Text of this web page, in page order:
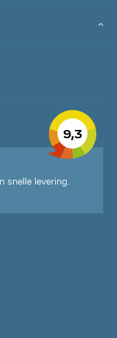
9,3
snelle levering.